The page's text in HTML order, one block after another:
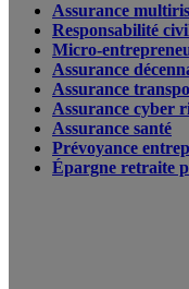
Assurance
Responsabilité
Micro-
Assurance
Assurance
Assurance cyber
Assurance santé
Prévoyance
Épargne retraite